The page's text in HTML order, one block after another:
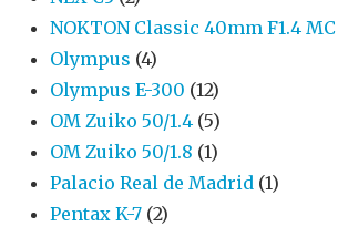
NOKTON Classic 40mm F1.4 MC
Olympus (4)
Olympus E-300 (12)
OM Zuiko 50/1.4 (5)
OM Zuiko 50/1.8 (1)
Palacio Real de Madrid (1)
Pentax K-7 (2)